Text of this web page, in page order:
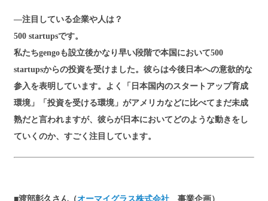
―注目している企業や人は？
500 startupsです。
私たちgengoも設立後かなり早い段階で本国において500
startupsからの投資を受けました。彼らは今後日本への意欲的な
参入を表明しています。よく「日本国内のスタートアップ育成
環境」「投資を受ける環境」がアメリカなどに比べてまだ未成
熟だと言われますが、彼らが日本においてどのような動きをし
ていくのか、すごく注目しています。
■渡部彰久さん（オーマイグラス株式会社 事業企画）